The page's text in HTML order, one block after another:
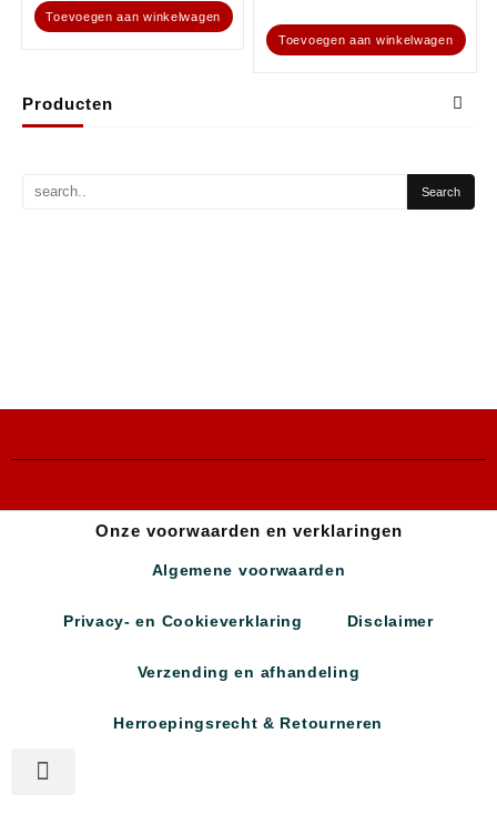
Producten
Toevoegen aan winkelwagen
Toevoegen aan winkelwagen
Onze voorwaarden en verklaringen
Algemene voorwaarden
Privacy- en Cookieverklaring Disclaimer
Verzending en afhandeling
Herroepingsrecht & Retourneren